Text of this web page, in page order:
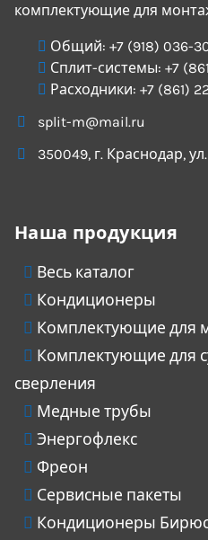
комплектующие для
Общий: +7 (918) 036-
Сплит-системы: +7
Расходники: +7 (861)
split-m@mail.ru
350049, г. Краснодар, ул.
Наша продукция
Весь каталог
Кондиционеры
Комплектующие для
Комплектующие для
сверления
Медные трубы
Энергофлекс
Фреон
Сервисные пакеты
Кондиционеры